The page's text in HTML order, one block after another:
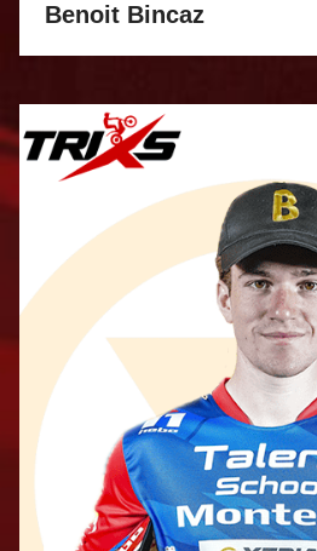
Benoit Bincaz